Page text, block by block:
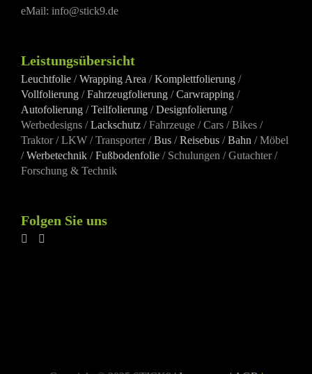
eMail: info@stick9.de
Leistungsübersicht
Leuchtfolie /Wrapping Area /Komplettfolierung /
Vollfolierung /Fahrzeugfolierung /Carwrapping /
Autofolierung /Teilfolierung /Designfolierung /
Werbedesigns /Lackschutz / Fahrzeuge / Cars / Bikes /
Traktor / LKW / Transporter /Bus /Reisebus /Bahn / Möbel
/Werbetechnik /Fußbodenfolie / Schulungen / Gutachter /
Forschung & Technik
Folgen Sie uns